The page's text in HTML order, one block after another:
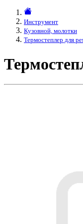
Инструмент
Кузовной, молотки
Термостеплер для